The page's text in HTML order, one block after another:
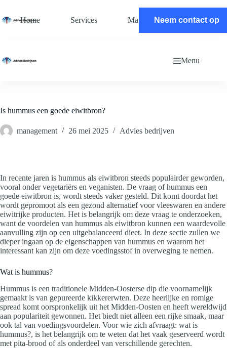
de
Home Services Magazine Contact
Neem contact op
Menu
Is hummus een goede eiwitbron?
management 26 mei 2025 Advies bedrijven
In recente jaren is hummus als eiwitbron steeds populairder geworden,
vooral onder vegetariërs en veganisten. De vraag of hummus een
goede eiwitbron is, wordt steeds vaker gesteld. Dit komt doordat het
wordt gepromoot als een gezond alternatief voor vleeswaren en andere
eiwitrijke producten. Het is belangrijk om deze vraag te onderzoeken,
want de voordelen van hummus als eiwitbron kunnen een waardevolle
aanvulling zijn op een uitgebalanceerd dieet. In deze sectie zullen we
dieper ingaan op de eigenschappen van hummus en waarom het
interessant kan zijn om deze voedingsstof in overweging te nemen.
Wat is hummus?
Hummus is een traditionele Midden-Oosterse dip die voornamelijk
gemaakt is van gepureerde kikkererwten. Deze heerlijke en romige
spread komt oorspronkelijk uit het Midden-Oosten en heeft wereldwijd
aan populariteit gewonnen. Het biedt niet alleen een rijke smaak, maar
ook tal van voedingsvoordelen. Voor wie zich afvraagt: wat is
hummus?, is het belangrijk om te weten dat het vaak geserveerd wordt
met pita-brood of als onderdeel van verschillende gerechten.